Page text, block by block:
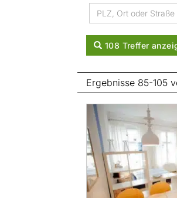
108 Treffer
Ergebnisse 85-105